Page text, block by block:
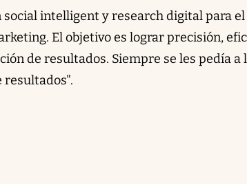
social intelligent y research digital para
El objetivo es lograr precisión,
de resultados. Siempre se les pedía a
resultados".